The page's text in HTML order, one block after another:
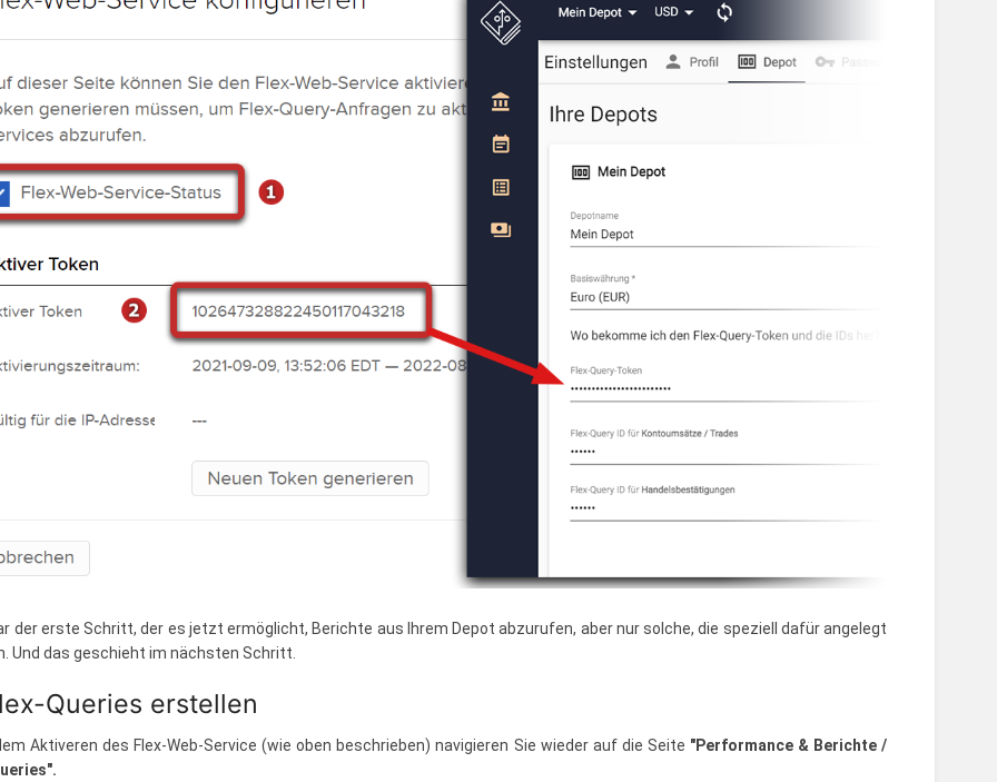
der erste Schritt, der es jetzt ermöglicht, Berichte aus Ihrem Depot abzurufen, aber nur solche, die speziell dafür angelegt
Und das geschieht im nächsten Schritt.
Queries erstellen
Aktiveren des Flex-Web-Service (wie oben beschrieben) navigieren Sie wieder auf die Seite "Performance & Berichte /